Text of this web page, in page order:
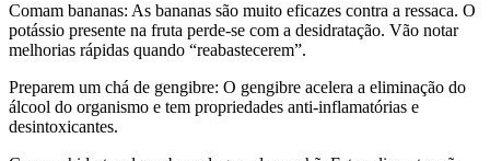
Comam bananas: As bananas são muito eficazes contra a ressaca. O
potássio presente na fruta perde-se com a desidratação. Vão notar
melhorias rápidas quando “reabastecerem”.
Preparem um chá de gengibre: O gengibre acelera a eliminação do
álcool do organismo e tem propriedades anti-inflamatórias e
desintoxicantes.